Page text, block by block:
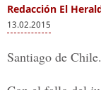
Redacción El
13.02.2015
Santiago de Chile.